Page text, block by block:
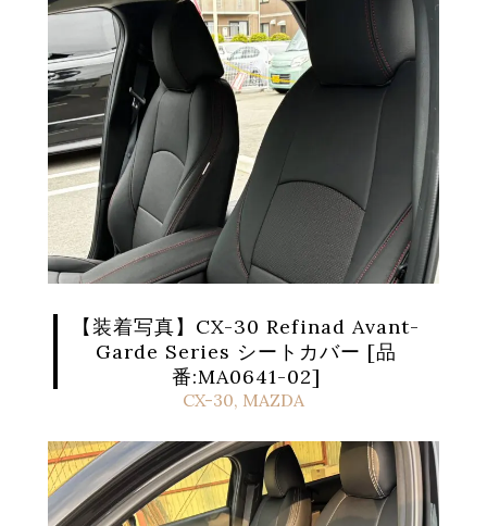
【装着写真】CX-30 Refinad Avant-
Garde Series シートカバー [品
番:MA0641-02]
CX-30, MAZDA